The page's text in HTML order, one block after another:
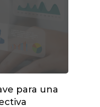
para una